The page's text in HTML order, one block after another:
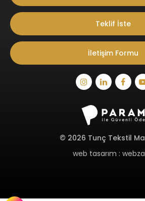
Teklif İste
İletişim Formu
© 2026 Tunç Tekstil
web tasarım :